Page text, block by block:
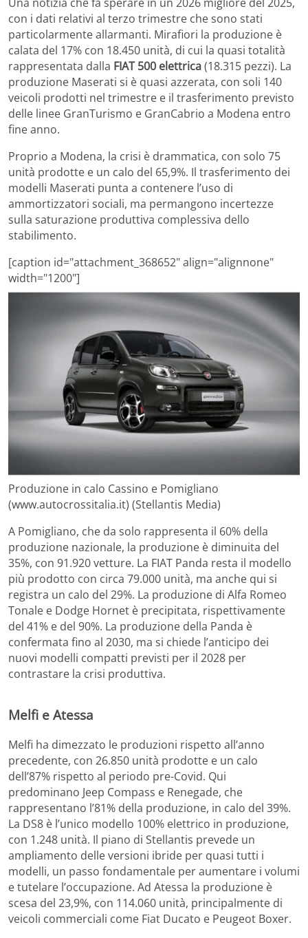
con i dati relativi al terzo trimestre che sono stati
particolarmente allarmanti. Mirafiori la produzione è
calata del 17% con 18.450 unità, di cui la quasi totalità
rappresentata dalla FIAT 500 elettrica(18.315 pezzi). La
produzione Maserati si è quasi azzerata, con soli 140
veicoli prodotti nel trimestre e il trasferimento previsto
delle linee GranTurismo e GranCabrio a Modena entro
fine anno.
Proprio a Modena, la crisi è drammatica, con solo 75
unità prodotte e un calo del 65,9%. Il trasferimento dei
modelli Maserati punta a contenere l’uso di
ammortizzatori sociali, ma permangono incertezze
sulla saturazione produttiva complessiva dello
stabilimento.
[caption id="attachment_368652" align="alignnone"
width="1200"]
Produzione in calo Cassino e Pomigliano
(www.autocrossitalia.it) (Stellantis Media)
A Pomigliano, che da solo rappresenta il 60% della
produzione nazionale, la produzione è diminuita del
35%, con 91.920 vetture. La FIAT Panda resta il modello
più prodotto con circa 79.000 unità, ma anche qui si
registra un calo del 29%. La produzione di Alfa Romeo
Tonale e Dodge Hornet è precipitata, rispettivamente
del 41% e del 90%. La produzione della Panda è
confermata fino al 2030, ma si chiede l’anticipo dei
nuovi modelli compatti previsti per il 2028 per
contrastare la crisi produttiva.
Melfi e Atessa
Melfi ha dimezzato le produzioni rispetto all’anno
precedente, con 26.850 unità prodotte e un calo
dell’87% rispetto al periodo pre-Covid. Qui
predominano Jeep Compass e Renegade, che
rappresentano l’81% della produzione, in calo del 39%.
La DS8 è l’unico modello 100% elettrico in produzione,
con 1.248 unità. Il piano di Stellantis prevede un
ampliamento delle versioni ibride per quasi tutti i
modelli, un passo fondamentale per aumentare i volumi
e tutelare l’occupazione. Ad Atessa la produzione è
scesa del 23,9%, con 114.060 unità, principalmente di
veicoli commerciali come Fiat Ducato e Peugeot Boxer.